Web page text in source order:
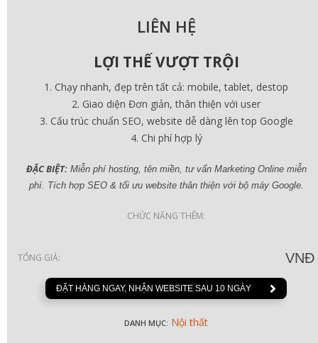
LIÊN HỆ
LỢI THẾ VƯỢT TRỘI
Chạy nhanh, đẹp trên tất cả: mobile, tablet, destop
Giao diện Đơn giản, thân thiện với user
Cấu trúc chuẩn SEO, website dễ dàng lên top Google
Chi phí hợp lý
ĐẶC BIỆT:Miễn phí hosting, tên miền, tư vấn Marketing Online miễn
phí. Tích hợp SEO & tối ưu website thân thiện với bộ máy Google.
CHỨC NĂNG THÊM:
TỔNG GIÁ: VNĐ
ĐẶT HÀNG NGAY, NHẬN WEBSITE SAU 10 NGÀY
DANH MỤC: Nội thất